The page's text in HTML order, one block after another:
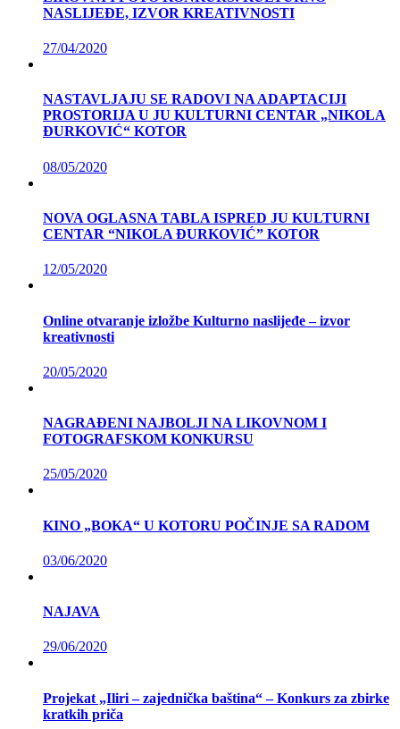
NASLIJEĐE, IZVOR KREATIVNOSTI
27/04/2020
NASTAVLJAJU SE RADOVI NA ADAPTACIJI
PROSTORIJA U JU KULTURNI CENTAR „NIKOLA
ĐURKOVIĆ“ KOTOR
08/05/2020
NOVA OGLASNA TABLA ISPRED JU KULTURNI
CENTAR “NIKOLA ĐURKOVIĆ” KOTOR
12/05/2020
Online otvaranje izložbe Kulturno naslijeđe – izvor
kreativnosti
20/05/2020
NAGRAĐENI NAJBOLJI NA LIKOVNOM I
FOTOGRAFSKOM KONKURSU
25/05/2020
KINO „BOKA“ U KOTORU POČINJE SA RADOM
03/06/2020
NAJAVA
29/06/2020
Projekat „Iliri – zajednička baština“ – Konkurs za zbirke
kratkih priča